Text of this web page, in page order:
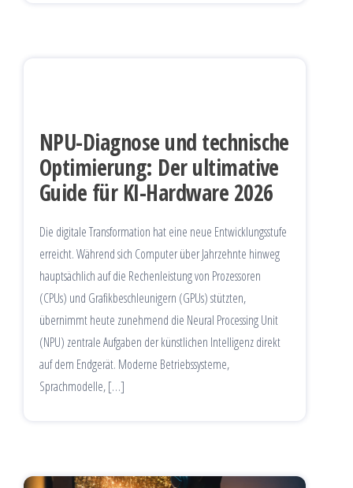
NPU-Diagnose und technische
Optimierung: Der ultimative
Guide für KI-Hardware 2026
Die digitale Transformation hat eine neue Entwicklungsstufe
erreicht. Während sich Computer über Jahrzehnte hinweg
hauptsächlich auf die Rechenleistung von Prozessoren
(CPUs) und Grafikbeschleunigern (GPUs) stützten,
übernimmt heute zunehmend die Neural Processing Unit
(NPU) zentrale Aufgaben der künstlichen Intelligenz direkt
auf dem Endgerät. Moderne Betriebssysteme,
Sprachmodelle, […]